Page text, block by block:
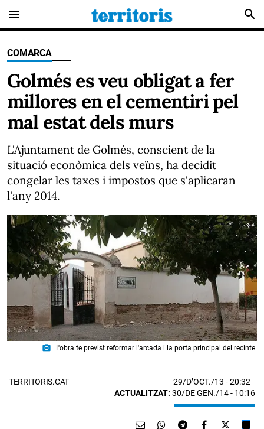
menu search
COMARCA
Golmés es veu obligat a fer
millores en el cementiri pel
mal estat dels murs
L'Ajuntament de Golmés, conscient de la
situació econòmica dels veïns, ha decidit
congelar les taxes i impostos que s'aplicaran
l'any 2014.
photo_camera L'obra te previst reformar l'arcada i la porta principal del recinte.
TERRITORIS.CAT 29/D’OCT./13 - 20:32
ACTUALITZAT: 30/DE GEN./14 - 10:16